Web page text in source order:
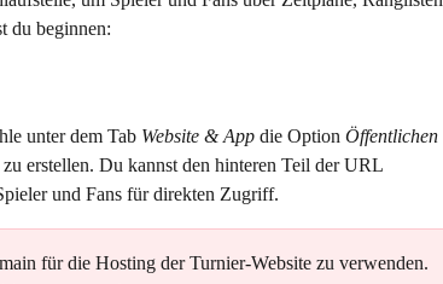
du beginnen:
unter dem Tab Website & App die Option Öffentlichen
erstellen. Du kannst den hinteren Teil der URL
und Fans für direkten Zugriff.
für die Hosting der Turnier-Website zu verwenden.